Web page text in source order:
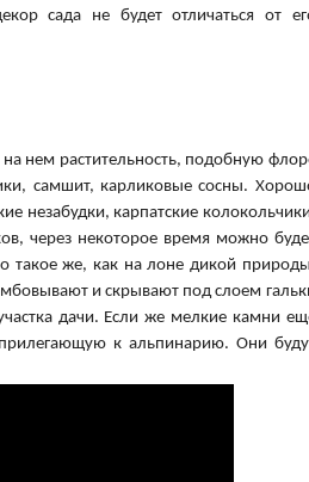
сада не будет отличаться от
нем растительность, подобную
самшит, карликовые сосны.
незабудки, карпатские
через некоторое время можно
такое же, как на лоне дикой
и скрывают под слоем
дачи. Если же мелкие камни
к альпинарию. Они